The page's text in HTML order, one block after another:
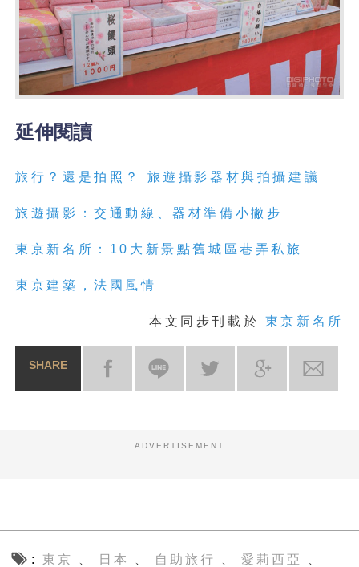
延伸閱讀
旅行？還是拍照？ 旅遊攝影器材與拍攝建議
旅遊攝影：交通動線、器材準備小撇步
東京新名所：10大新景點舊城區巷弄私旅
東京建築，法國風情
本文同步刊載於 東京新名所
SHARE
ADVERTISEMENT
東京 日本 自助旅行 愛莉西亞